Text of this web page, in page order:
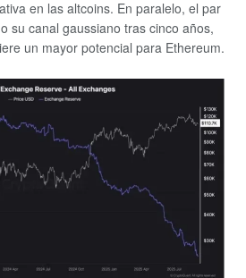
en las altcoins. En paralelo, el par
su canal gaussiano tras cinco años,
un mayor potencial para Ethereum.